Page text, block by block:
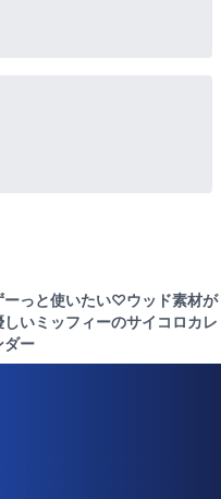
ーっと使いたい♡ウッド素材が
しいミッフィーのサイコロカレ
ダー